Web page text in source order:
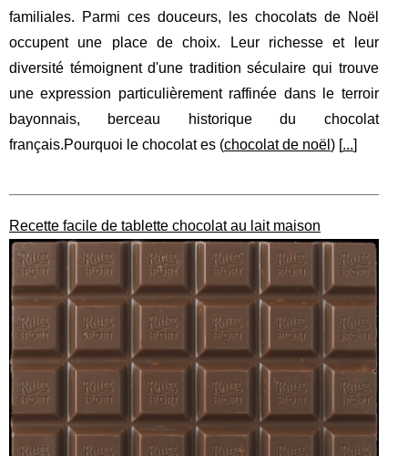
familiales. Parmi ces douceurs, les chocolats de Noël
occupent une place de choix. Leur richesse et leur
diversité témoignent d'une tradition séculaire qui trouve
une expression particulièrement raffinée dans le terroir
bayonnais, berceau historique du chocolat
français.Pourquoi le chocolat es (chocolat de noël ) [...]
Recette facile de tablette chocolat au lait maison